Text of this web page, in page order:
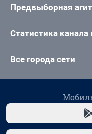
Предвыборная
Статистика канала
Все города сети